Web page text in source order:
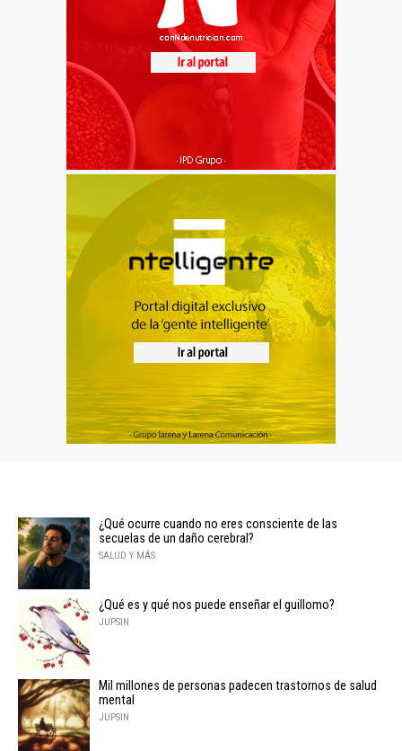
¿Qué ocurre cuando no eres consciente de las
secuelas de un daño cerebral?
SALUD Y MÁS
¿Qué es y qué nos puede enseñar el guillomo?
JUPSIN
Mil millones de personas padecen trastornos de salud
mental
JUPSIN